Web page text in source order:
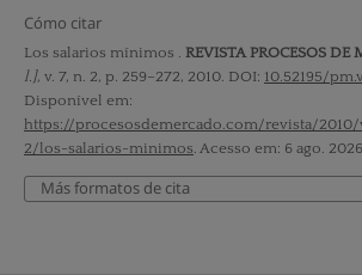
Cómo citar
Los salarios mínimos . REVISTA PROCESOS DE
l.], v. 7, n. 2, p. 259–272, 2010. DOI: 10.52195/
Disponível em:
https://procesosdemercado.com/revista/
2/los-salarios-minimos . Acesso em: 6 ago. 2026.
Más formatos de cita